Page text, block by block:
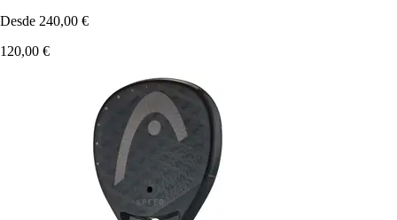
Desde 240,00 €
120,00 €